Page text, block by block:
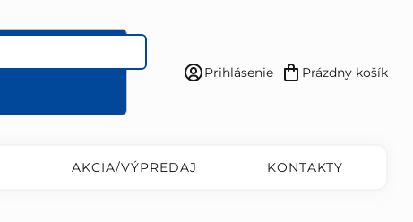
Prihlásenie
Nákupný
Prázdny košík
AKCIA/VÝPREDAJ KONTAKTY